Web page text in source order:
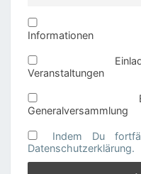
Informationen
Veranstaltungen
Generalversammlung
Indem Du
Datenschutzerklärung.